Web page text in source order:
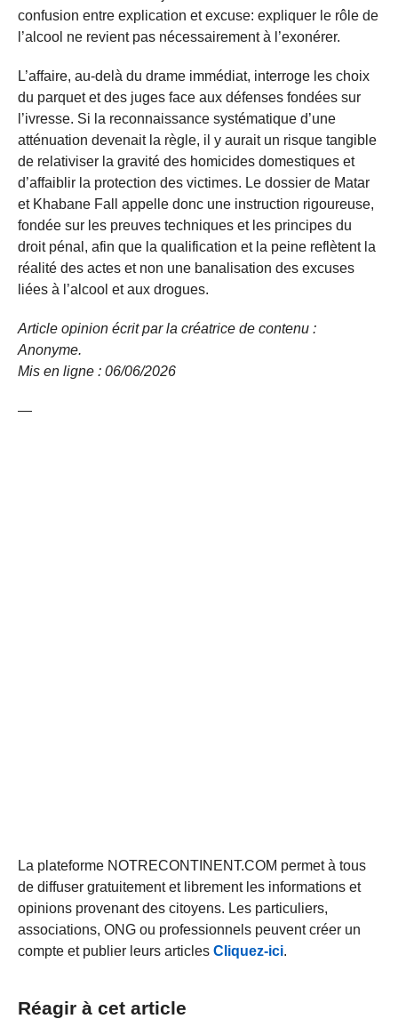
confusion entre explication et excuse: expliquer le rôle de
l’alcool ne revient pas nécessairement à l’exonérer.
L’affaire, au-delà du drame immédiat, interroge les choix
du parquet et des juges face aux défenses fondées sur
l’ivresse. Si la reconnaissance systématique d’une
atténuation devenait la règle, il y aurait un risque tangible
de relativiser la gravité des homicides domestiques et
d’affaiblir la protection des victimes. Le dossier de Matar
et Khabane Fall appelle donc une instruction rigoureuse,
fondée sur les preuves techniques et les principes du
droit pénal, afin que la qualification et la peine reflètent la
réalité des actes et non une banalisation des excuses
liées à l’alcool et aux drogues.
Article opinion écrit par la créatrice de contenu :
Anonyme.
Mis en ligne : 06/06/2026
—
La plateforme NOTRECONTINENT.COM permet à tous
de diffuser gratuitement et librement les informations et
opinions provenant des citoyens. Les particuliers,
associations, ONG ou professionnels peuvent créer un
compte et publier leurs articles Cliquez-ici.
Réagir à cet article